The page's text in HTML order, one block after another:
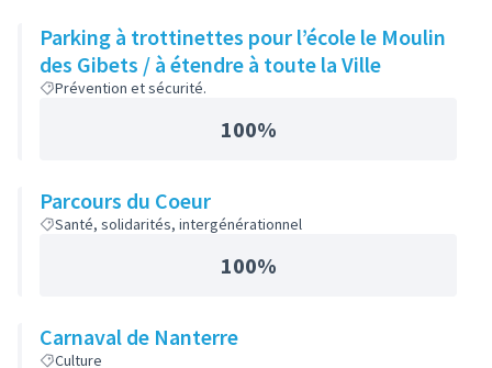
Parking à trottinettes pour l’école le Moulin
des Gibets / à étendre à toute la Ville
Prévention et sécurité.
100%
Parcours du Coeur
Santé, solidarités, intergénérationnel
100%
Carnaval de Nanterre
Culture